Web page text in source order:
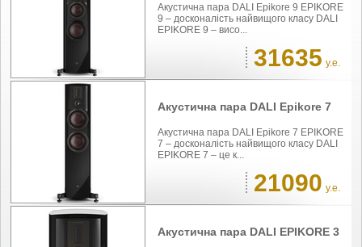
Акустична пара DALI Epikore 9 EPIKORE
9 – досконалість найвищого класу DALI
EPIKORE 9 – висо...
31635 у.е.
Акустична пара DALI Epikore 7
Акустична пара DALI Epikore 7 EPIKORE
7 – досконалість найвищого класу DALI
EPIKORE 7 – це к...
21090 у.е.
Акустична пара DALI EPIKORE 3